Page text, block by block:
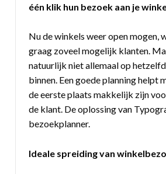
één klik hun bezoek aan je
Nu de winkels weer open mogen,
graag zoveel mogelijk klanten.
natuurlijk niet allemaal op
binnen. Een goede planning helpt
de eerste plaats makkelijk zijn
de klant. De oplossing van
bezoekplanner.
Ideale spreiding van